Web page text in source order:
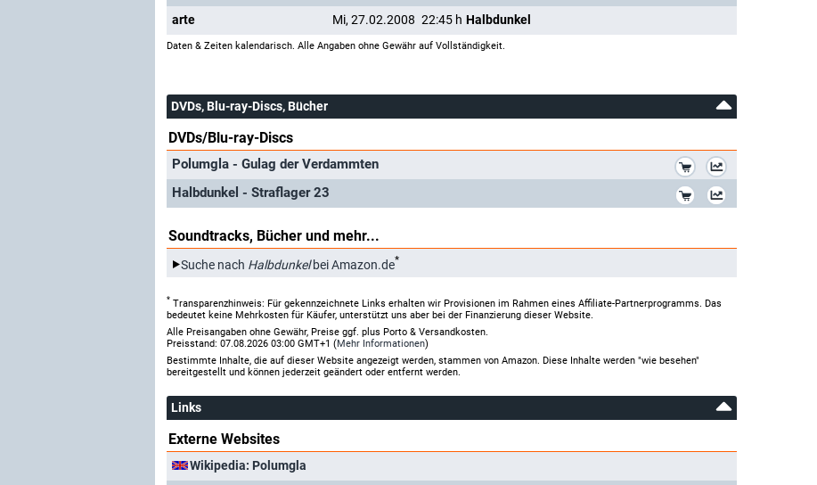
arte
Mi, 27.02.2008 22:45 h Halbdunkel
Daten & Zeiten kalendarisch. Alle Angaben ohne Gewähr auf Vollständigkeit.
DVDs, Blu-ray-Discs, Bücher
DVDs/Blu-ray-Discs
Polumgla - Gulag der Verdammten
Halbdunkel - Straflager 23
Soundtracks, Bücher und mehr...
Suche nach Halbdunkelbei Amazon.de*
* Transparenzhinweis: Für gekennzeichnete Links erhalten wir Provisionen im Rahmen eines Affiliate-Partnerprogramms. Das
bedeutet keine Mehrkosten für Käufer, unterstützt uns aber bei der Finanzierung dieser Website.
Alle Preisangaben ohne Gewähr, Preise ggf. plus Porto & Versandkosten.
Preisstand: 07.08.2026 03:00 GMT+1 (Mehr Informationen)
Bestimmte Inhalte, die auf dieser Website angezeigt werden, stammen von Amazon. Diese Inhalte werden "wie besehen"
bereitgestellt und können jederzeit geändert oder entfernt werden.
Links
Externe Websites
Wikipedia: Polumgla